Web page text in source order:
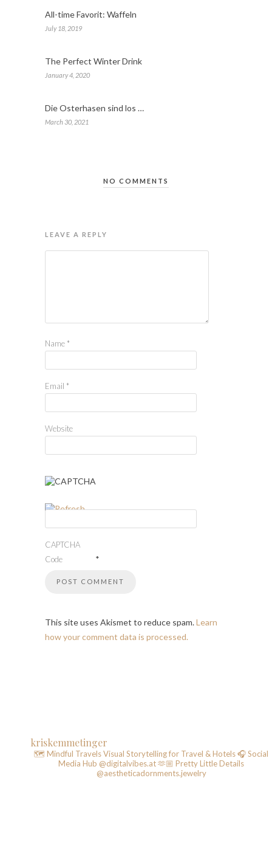
All-time Favorit: Waffeln
July 18, 2019
The Perfect Winter Drink
January 4, 2020
Die Osterhasen sind los …
March 30, 2021
NO COMMENTS
LEAVE A REPLY
Name *
Email *
Website
CAPTCHA
Code
*
This site uses Akismet to reduce spam.Learn
how your comment data is processed.
kriskemmetinger
🗺️ Mindful TravelsVisual Storytelling for Travel & Hotels🎧 Social
Media Hub @digitalvibes.at🫶🏼 Pretty Little Details
@aestheticadornments.jewelry